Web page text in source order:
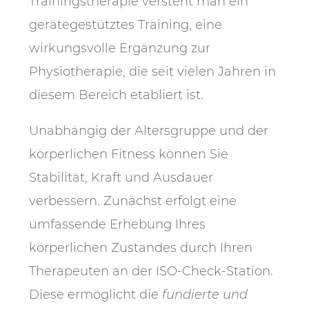
gerätegestütztes Training, eine
wirkungsvolle Ergänzung zur
Physiotherapie, die seit vielen Jahren in
diesem Bereich etabliert ist.
Unabhängig der Altersgruppe und der
körperlichen Fitness können Sie
Stabilität, Kraft und Ausdauer
verbessern. Zunächst erfolgt eine
umfassende Erhebung Ihres
körperlichen Zustandes durch Ihren
Therapeuten an der ISO-Check-Station.
Diese ermöglicht die fundierte und